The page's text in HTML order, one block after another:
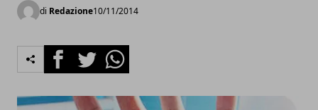
di Redazione10/11/2014
FacebookTwitterWhatsapp